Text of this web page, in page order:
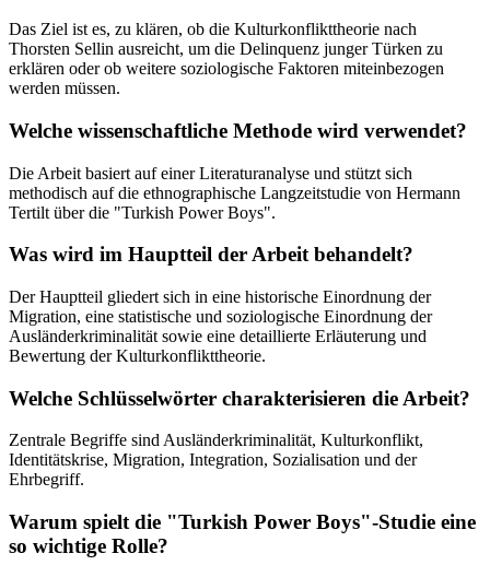
Das Ziel ist es, zu klären, ob die Kulturkonflikttheorie nach
Thorsten Sellin ausreicht, um die Delinquenz junger Türken zu
erklären oder ob weitere soziologische Faktoren miteinbezogen
werden müssen.
Welche wissenschaftliche Methode wird verwendet?
Die Arbeit basiert auf einer Literaturanalyse und stützt sich
methodisch auf die ethnographische Langzeitstudie von Hermann
Tertilt über die "Turkish Power Boys".
Was wird im Hauptteil der Arbeit behandelt?
Der Hauptteil gliedert sich in eine historische Einordnung der
Migration, eine statistische und soziologische Einordnung der
Ausländerkriminalität sowie eine detaillierte Erläuterung und
Bewertung der Kulturkonflikttheorie.
Welche Schlüsselwörter charakterisieren die Arbeit?
Zentrale Begriffe sind Ausländerkriminalität, Kulturkonflikt,
Identitätskrise, Migration, Integration, Sozialisation und der
Ehrbegriff.
Warum spielt die "Turkish Power Boys"-Studie eine
so wichtige Rolle?